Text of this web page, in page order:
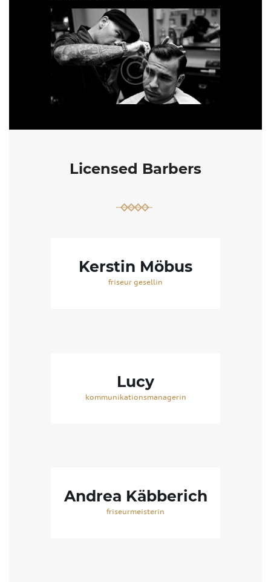
Licensed Barbers
Kerstin Möbus
friseur gesellin
Lucy
kommunikationsmanagerin
Andrea Käbberich
friseurmeisterin